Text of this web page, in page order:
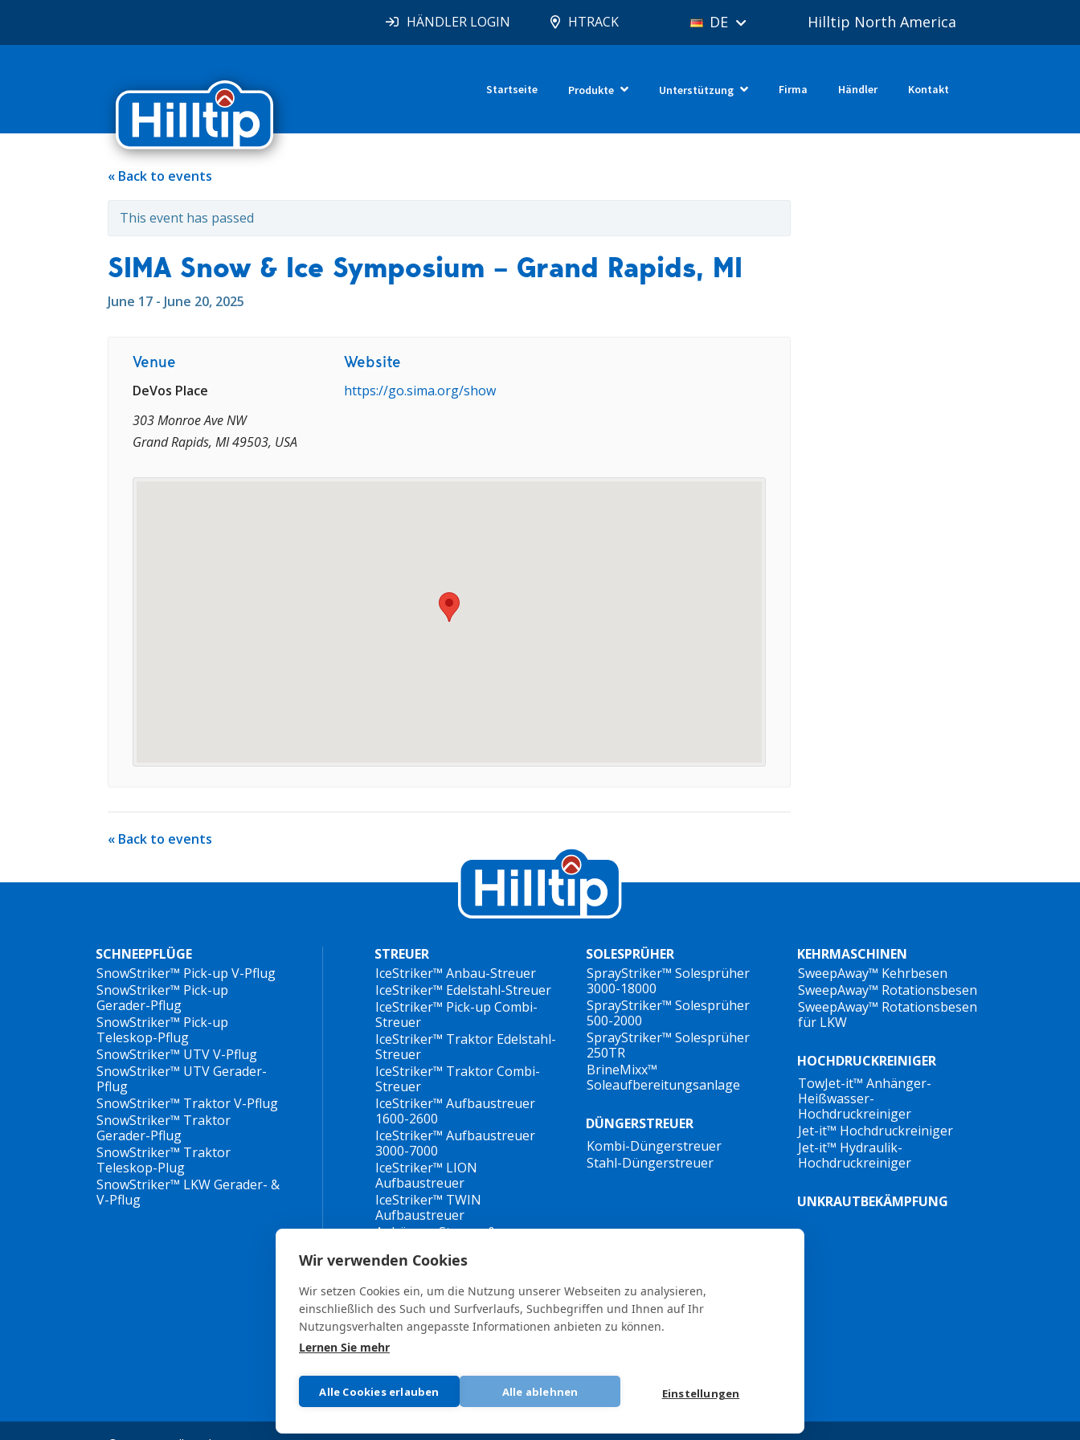
HÄNDLER LOGIN HTRACK Hilltip North America
DE
Startseite Produkte Unterstützung Firma Händler Kontakt
« Back to events
This event has passed
SIMA Snow & Ice Symposium – Grand Rapids, MI
June 17 - June 20, 2025
Venue
DeVos Place
303 Monroe Ave NW
Grand Rapids, MI 49503, USA
Website
https://go.sima.org/show
« Back to events
SCHNEEPFLÜGE
SnowStriker™ Pick-up V-Pflug
SnowStriker™ Pick-up
Gerader-Pflug
SnowStriker™ Pick-up
Teleskop-Pflug
SnowStriker™ UTV V-Pflug
SnowStriker™ UTV Gerader-
Pflug
SnowStriker™ Traktor V-Pflug
SnowStriker™ Traktor
Gerader-Pflug
SnowStriker™ Traktor
Teleskop-Plug
SnowStriker™ LKW Gerader- &
V-Pflug
STREUER
IceStriker™ Anbau-Streuer
IceStriker™ Edelstahl-Streuer
IceStriker™ Pick-up Combi-
Streuer
IceStriker™ Traktor Edelstahl-
Streuer
IceStriker™ Traktor Combi-
Streuer
IceStriker™ Aufbaustreuer
1600-2600
IceStriker™ Aufbaustreuer
3000-7000
IceStriker™ LION
Aufbaustreuer
IceStriker™ TWIN
Aufbaustreuer
Anhänger Streuer &
IceStriker™ Walzenstreuer
SOLESPRÜHER
SprayStriker™ Solesprüher
3000-18000
SprayStriker™ Solesprüher
500-2000
SprayStriker™ Solesprüher
250TR
BrineMixx™
Soleaufbereitungsanlage
DÜNGERSTREUER
Kombi-Düngerstreuer
Stahl-Düngerstreuer
KEHRMASCHINEN
SweepAway™ Kehrbesen
SweepAway™ Rotationsbesen
SweepAway™ Rotationsbesen
für LKW
HOCHDRUCKREINIGER
TowJet-it™ Anhänger-
Heißwasser-
Hochdruckreiniger
Jet-it™ Hochdruckreiniger
Jet-it™ Hydraulik-
Hochdruckreiniger
UNKRAUTBEKÄMPFUNG
New Whistleblower Guidelines
Wir verwenden Cookies
Wir setzen Cookies ein, um die Nutzung unserer Webseiten zu analysieren,
einschließlich des Such und Surfverlaufs, Suchbegriffen und Ihnen auf Ihr
Nutzungsverhalten angepasste Informationen anbieten zu können.
Lernen Sie mehr
Alle Cookies erlauben Alle ablehnen Einstellungen